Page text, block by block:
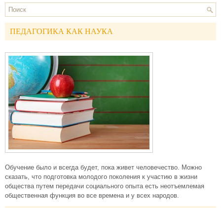
ПЕДАГОГИКА КАК НАУКА
Обучение было и всегда будет, пока живет человечество. Можно
сказать, что подготовка молодого поколения к участию в жизни
общества путем передачи социального опыта есть неотъемлемая
общественная функция во все времена и у всех народов.